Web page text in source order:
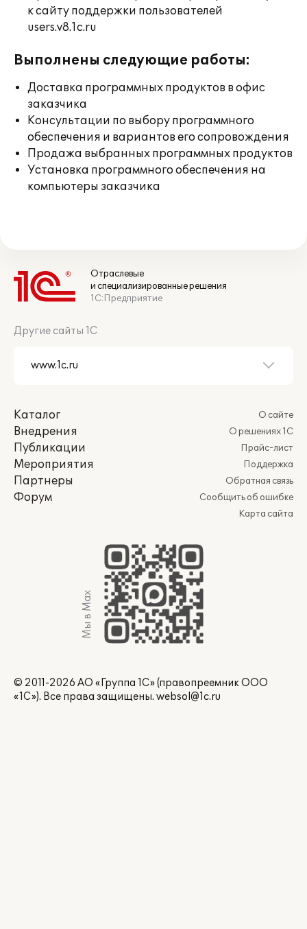
к сайту поддержки пользователей
users.v8.1c.ru
Выполнены следующие работы:
Доставка программных продуктов в офис
заказчика
Консультации по выбору программного
обеспечения и вариантов его сопровождения
Продажа выбранных программных продуктов
Установка программного обеспечения на
компьютеры заказчика
Отраслевые
и специализированные решения
1С:Предприятие
Другие сайты 1С
Каталог
Внедрения
Публикации
Мероприятия
Партнеры
Форум
О сайте
О решениях 1С
Прайс-лист
Поддержка
Обратная связь
Сообщить об ошибке
Карта сайта
Мы в Max
© 2011-2026 АО «Группа 1С» (правопреемник ООО
«1С»). Все права защищены. websol@1c.ru